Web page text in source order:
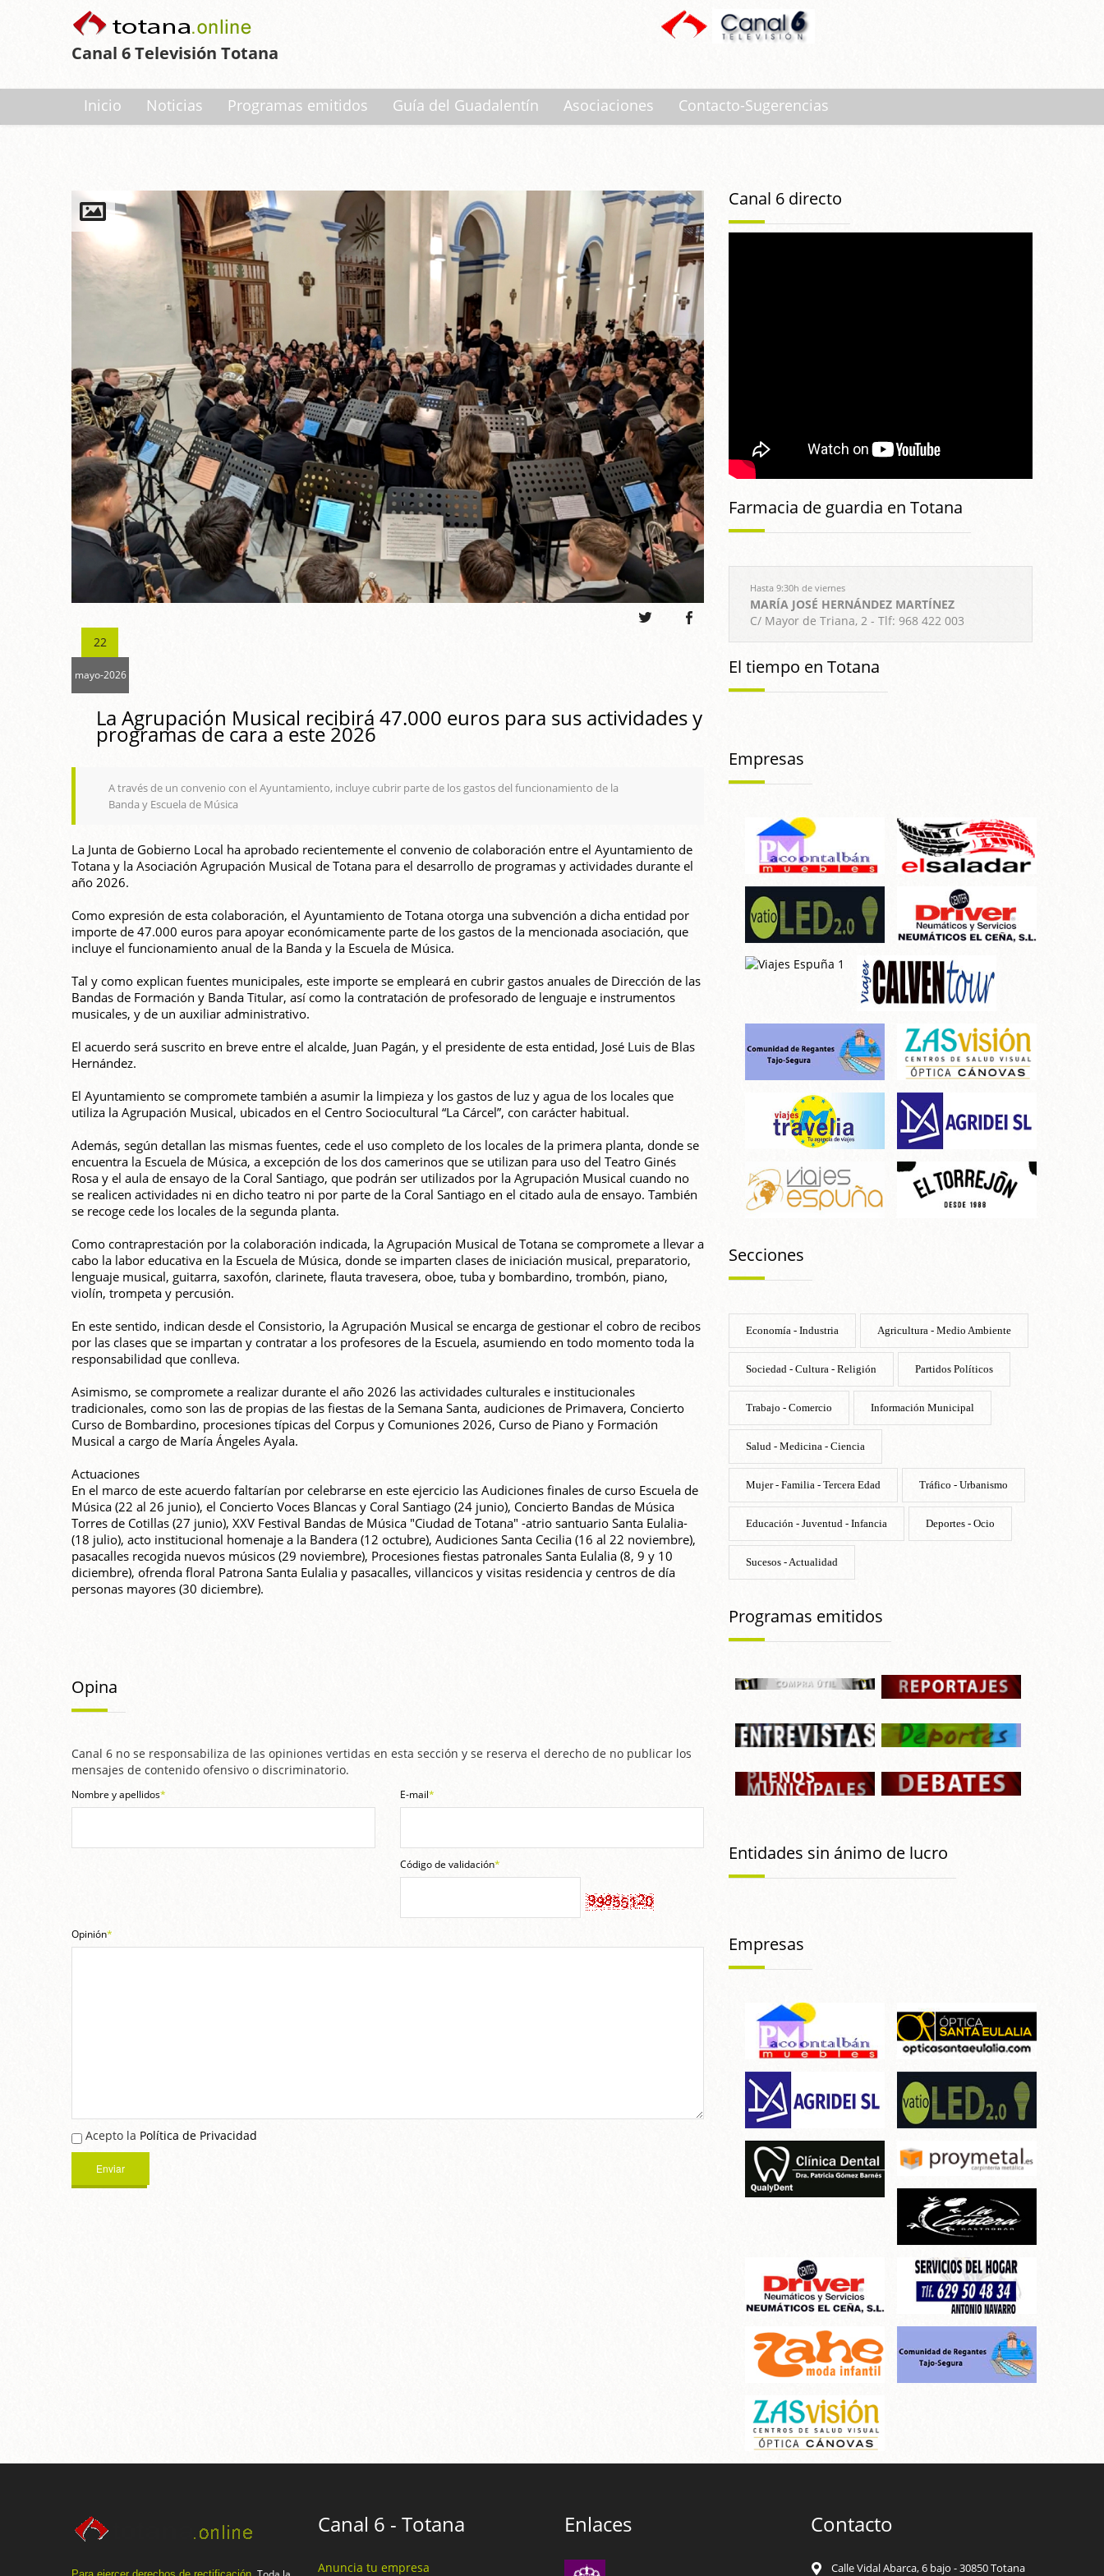
Canal 6 Televisión Totana
Inicio Noticias Programas emitidos Guía del Guadalentín Asociaciones Contacto-Sugerencias
22
mayo-2026
La Agrupación Musical recibirá 47.000 euros para sus actividades y
programas de cara a este 2026
A través de un convenio con el Ayuntamiento, incluye cubrir parte de los gastos del funcionamiento de la
Banda y Escuela de Música
La Junta de Gobierno Local ha aprobado recientemente el convenio de colaboración entre el Ayuntamiento de
Totana y la Asociación Agrupación Musical de Totana para el desarrollo de programas y actividades durante el
año 2026.
Como expresión de esta colaboración, el Ayuntamiento de Totana otorga una subvención a dicha entidad por
importe de 47.000 euros para apoyar económicamente parte de los gastos de la mencionada asociación, que
incluye el funcionamiento anual de la Banda y la Escuela de Música.
Tal y como explican fuentes municipales, este importe se empleará en cubrir gastos anuales de Dirección de las
Bandas de Formación y Banda Titular, así como la contratación de profesorado de lenguaje e instrumentos
musicales, y de un auxiliar administrativo.
El acuerdo será suscrito en breve entre el alcalde, Juan Pagán, y el presidente de esta entidad, José Luis de Blas
Hernández.
El Ayuntamiento se compromete también a asumir la limpieza y los gastos de luz y agua de los locales que
utiliza la Agrupación Musical, ubicados en el Centro Sociocultural “La Cárcel”, con carácter habitual.
Además, según detallan las mismas fuentes, cede el uso completo de los locales de la primera planta, donde se
encuentra la Escuela de Música, a excepción de los dos camerinos que se utilizan para uso del Teatro Ginés
Rosa y el aula de ensayo de la Coral Santiago, que podrán ser utilizados por la Agrupación Musical cuando no
se realicen actividades ni en dicho teatro ni por parte de la Coral Santiago en el citado aula de ensayo. También
se recoge cede los locales de la segunda planta.
Como contraprestación por la colaboración indicada, la Agrupación Musical de Totana se compromete a llevar a
cabo la labor educativa en la Escuela de Música, donde se imparten clases de iniciación musical, preparatorio,
lenguaje musical, guitarra, saxofón, clarinete, flauta travesera, oboe, tuba y bombardino, trombón, piano,
violín, trompeta y percusión.
En este sentido, indican desde el Consistorio, la Agrupación Musical se encarga de gestionar el cobro de recibos
por las clases que se impartan y contratar a los profesores de la Escuela, asumiendo en todo momento toda la
responsabilidad que conlleva.
Asimismo, se compromete a realizar durante el año 2026 las actividades culturales e institucionales
tradicionales, como son las de propias de las fiestas de la Semana Santa, audiciones de Primavera, Concierto
Curso de Bombardino, procesiones típicas del Corpus y Comuniones 2026, Curso de Piano y Formación
Musical a cargo de María Ángeles Ayala.
Actuaciones
En el marco de este acuerdo faltarían por celebrarse en este ejercicio las Audiciones finales de curso Escuela de
Música (22 al 26 junio), el Concierto Voces Blancas y Coral Santiago (24 junio), Concierto Bandas de Música
Torres de Cotillas (27 junio), XXV Festival Bandas de Música "Ciudad de Totana" -atrio santuario Santa Eulalia-
(18 julio), acto institucional homenaje a la Bandera (12 octubre), Audiciones Santa Cecilia (16 al 22 noviembre),
pasacalles recogida nuevos músicos (29 noviembre), Procesiones fiestas patronales Santa Eulalia (8, 9 y 10
diciembre), ofrenda floral Patrona Santa Eulalia y pasacalles, villancicos y visitas residencia y centros de día
personas mayores (30 diciembre).
Opina
Canal 6 no se responsabiliza de las opiniones vertidas en esta sección y se reserva el derecho de no publicar los
mensajes de contenido ofensivo o discriminatorio.
Nombre y apellidos* E-mail*
Código de validación*
Opinión*
Acepto la Política de Privacidad
Canal 6 directo
Farmacia de guardia en Totana
Hasta 9:30h de viernes
MARÍA JOSÉ HERNÁNDEZ MARTÍNEZ
C/ Mayor de Triana, 2 - Tlf: 968 422 003
El tiempo en Totana
Empresas
Secciones
Economía - Industria Agricultura - Medio Ambiente
Sociedad - Cultura - Religión Partidos Políticos
Trabajo - Comercio Información Municipal
Salud - Medicina - Ciencia
Mujer - Familia - Tercera Edad Tráfico - Urbanismo
Educación - Juventud - Infancia Deportes - Ocio
Sucesos - Actualidad
Programas emitidos
Entidades sin ánimo de lucro
Empresas
Canal 6 - Totana
Anuncia tu empresa
Enlaces Contacto
Calle Vidal Abarca, 6 bajo - 30850 Totana